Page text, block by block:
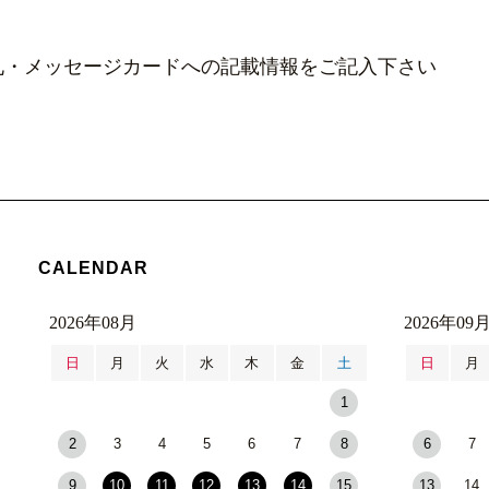
メッセージカードへの記載情報をご記入下さい
CALENDAR
2026年08月
日 月 火 水 木 金 土
1
2 3 4 5 6 7 8
9 10 11 12 13 14 15
2026年09
日 月
6 7
13 14